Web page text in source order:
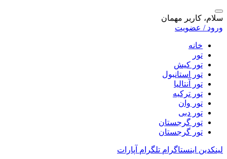
سلام، کاربر مهمان
ورود / عضویت
خانه
تور
تور کیش
تور استانبول
تور آنتالیا
تور ترکیه
تور وان
تور دبی
تور گرجستان
تور گرجستان
لینکدین اینستاگرام تلگرام آپارات